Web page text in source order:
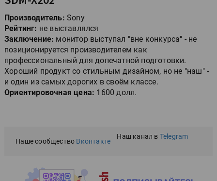
Производитель: Sony
Рейтинг: не выставлялся
Заключение: монитор выступал "вне конкурса" - не
позиционируется производителем как
профессиональный для допечатной подготовки.
Хороший продукт со стильным дизайном, но не "наш" -
и один из самых дорогих в своём классе.
Ориентировочная цена: 1600 долл.
Наше сообщество Вконтакте
Наш канал в Telegram